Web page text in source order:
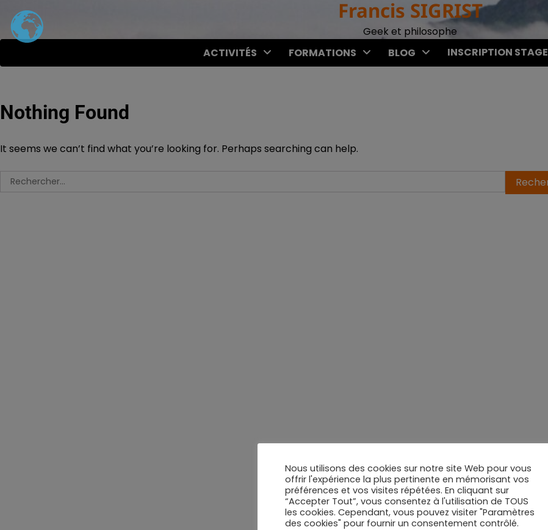
content
Francis SIGRIST
Geek et philosophe
ACTIVITÉS
FORMATIONS BLOG INSCRIPTION STAGE
Nothing Found
It seems we can’t find what you’re looking for. Perhaps searching can help.
Rechercher :
Nous utilisons des cookies sur notre site Web pour vous
offrir l'expérience la plus pertinente en mémorisant vos
préférences et vos visites répétées. En cliquant sur
“Accepter Tout”, vous consentez à l'utilisation de TOUS
les cookies. Cependant, vous pouvez visiter "Paramètres
des cookies" pour fournir un consentement contrôlé.